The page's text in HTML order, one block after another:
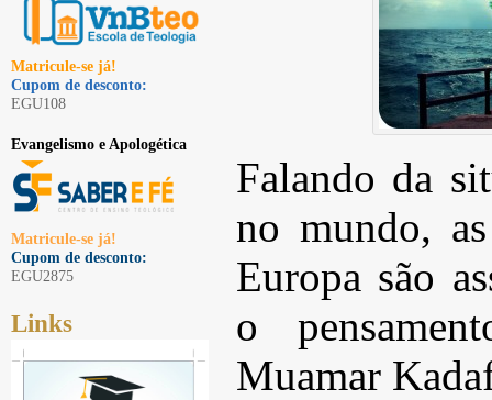
Matricule-se já!
Cupom de desconto:
EGU108
Evangelismo e Apologética
Matricule-se já!
Cupom de desconto:
EGU2875
Links
Falando da
no mundo,
Europa são
o
Muamar